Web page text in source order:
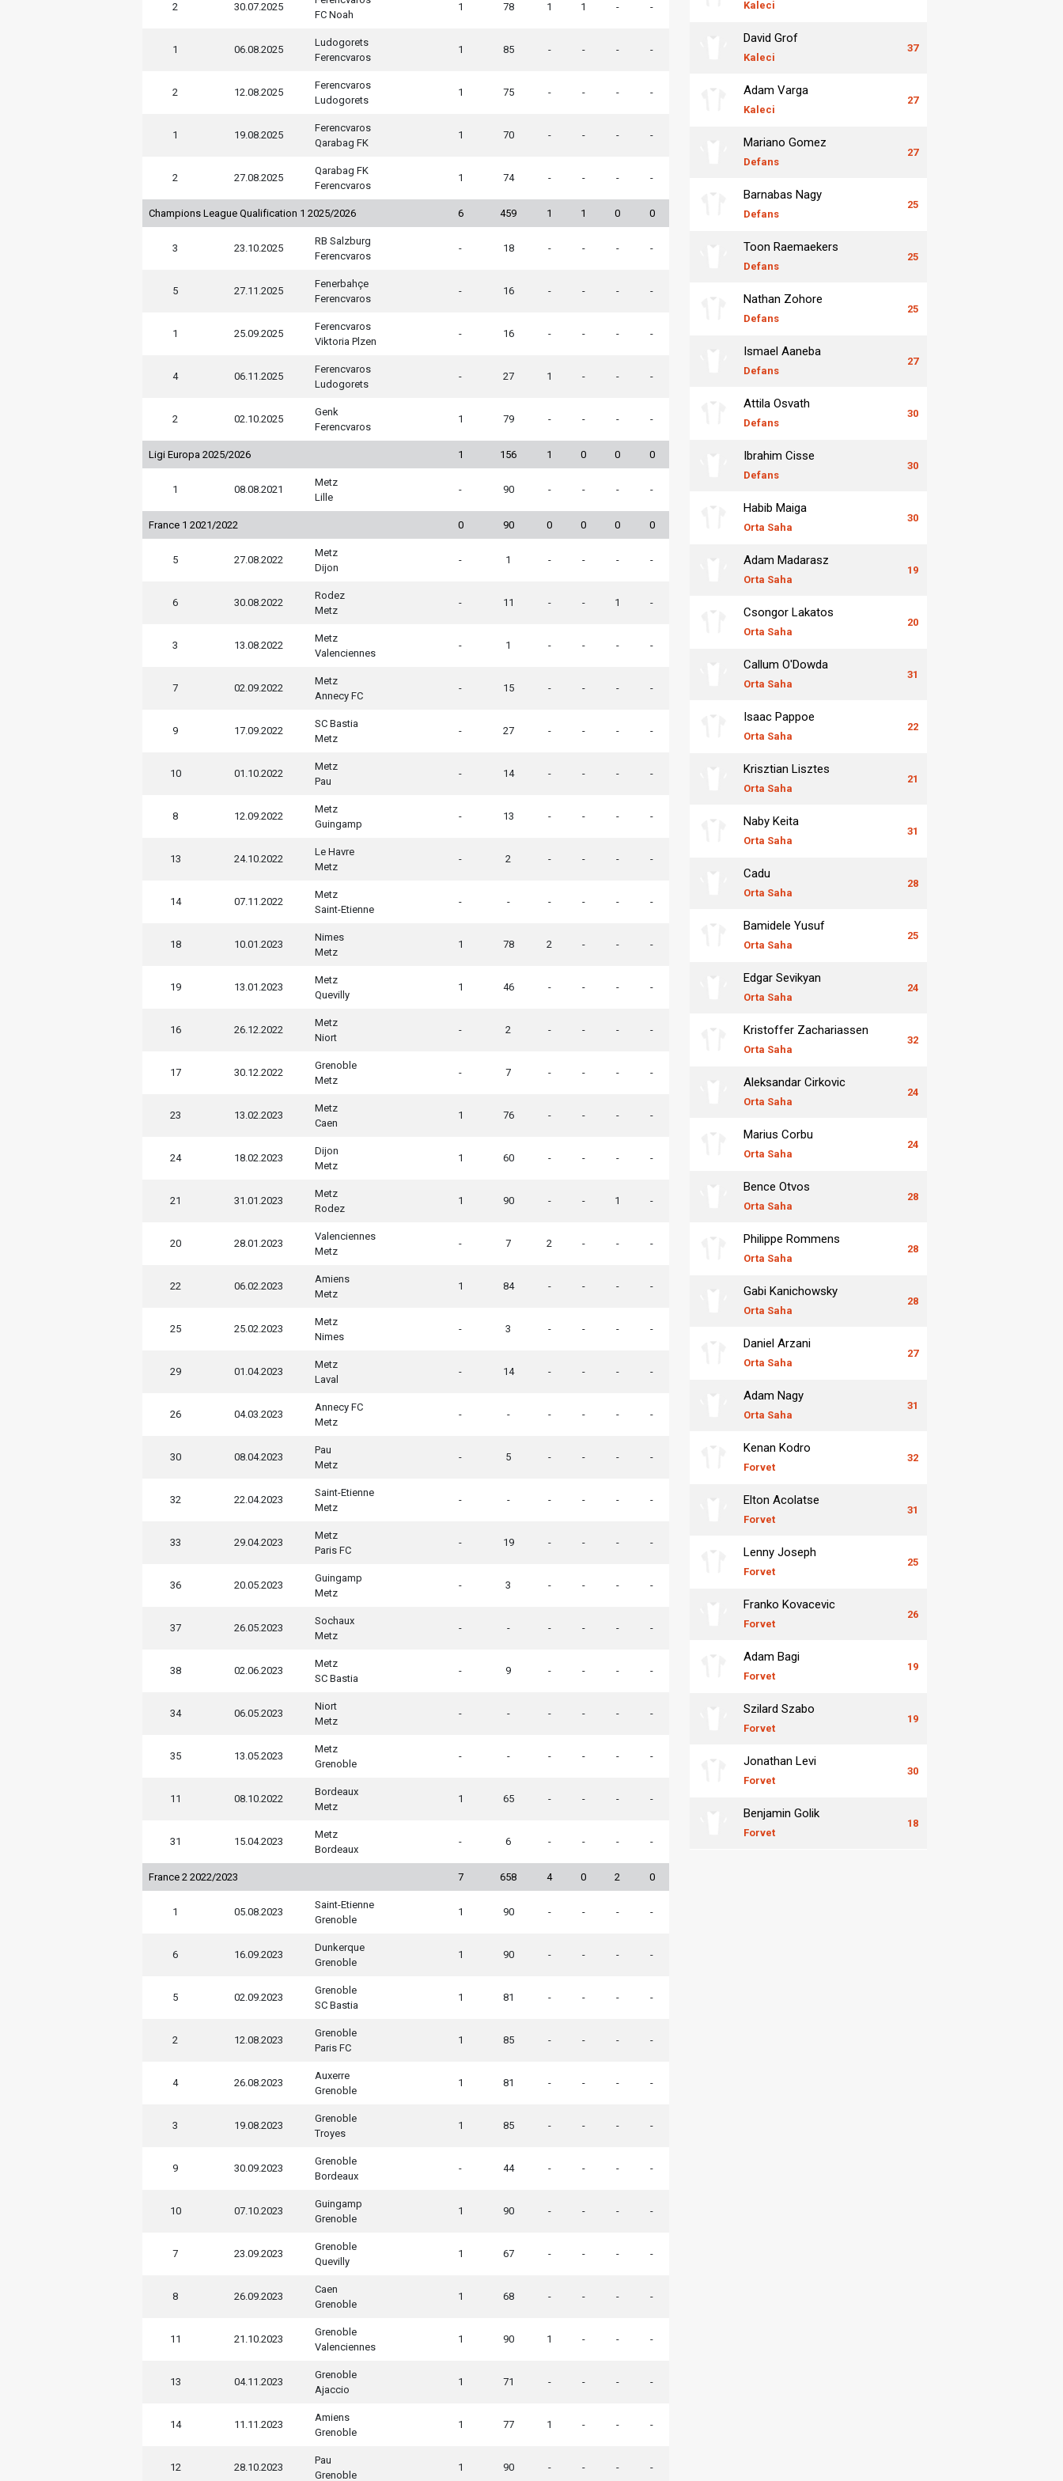
2 30.07.2025
FC Noah
1 78 1 1 - -
1 06.08.2025
Ludogorets
Ferencvaros
1 85 - - - -
2 12.08.2025
Ferencvaros
Ludogorets
1 75 - - - -
1 19.08.2025
Ferencvaros
Qarabag FK
1 70 - - - -
2 27.08.2025
Qarabag FK
Ferencvaros
1 74 - - - -
Champions League Qualification 1 2025/2026 6 459 1 1 0 0
3 23.10.2025
RB Salzburg
Ferencvaros
- 18 - - - -
5 27.11.2025
Fenerbahçe
Ferencvaros
- 16 - - - -
1 25.09.2025
Ferencvaros
Viktoria Plzen
- 16 - - - -
4 06.11.2025
Ferencvaros
Ludogorets
- 27 1 - - -
2 02.10.2025
Genk
Ferencvaros
1 79 - - - -
Ligi Europa 2025/2026 1 156 1 0 0 0
1 08.08.2021
Metz
Lille
- 90 - - - -
France 1 2021/2022 0 90 0 0 0 0
5 27.08.2022
Metz
Dijon
- 1 - - - -
6 30.08.2022
Rodez
Metz
- 11 - - 1 -
3 13.08.2022
Metz
Valenciennes
- 1 - - - -
7 02.09.2022
Metz
Annecy FC
- 15 - - - -
9 17.09.2022
SC Bastia
Metz
- 27 - - - -
10 01.10.2022
Metz
Pau
- 14 - - - -
8 12.09.2022
Metz
Guingamp
- 13 - - - -
13 24.10.2022
Le Havre
Metz
- 2 - - - -
14 07.11.2022
Metz
Saint-Etienne
- - - - - -
18 10.01.2023
Nimes
Metz
1 78 2 - - -
19 13.01.2023
Metz
Quevilly
1 46 - - - -
16 26.12.2022
Metz
Niort
- 2 - - - -
17 30.12.2022
Grenoble
Metz
- 7 - - - -
23 13.02.2023
Metz
Caen
1 76 - - - -
24 18.02.2023
Dijon
Metz
1 60 - - - -
21 31.01.2023
Metz
Rodez
1 90 - - 1 -
20 28.01.2023
Valenciennes
Metz
- 7 2 - - -
22 06.02.2023
Amiens
Metz
1 84 - - - -
25 25.02.2023
Metz
Nimes
- 3 - - - -
29 01.04.2023
Metz
Laval
- 14 - - - -
26 04.03.2023
Annecy FC
Metz
- - - - - -
30 08.04.2023
Pau
Metz
- 5 - - - -
32 22.04.2023
Saint-Etienne
Metz
- - - - - -
33 29.04.2023
Metz
Paris FC
- 19 - - - -
36 20.05.2023
Guingamp
Metz
- 3 - - - -
37 26.05.2023
Sochaux
Metz
- - - - - -
38 02.06.2023
Metz
SC Bastia
- 9 - - - -
34 06.05.2023
Niort
Metz
- - - - - -
35 13.05.2023
Metz
Grenoble
- - - - - -
11 08.10.2022
Bordeaux
Metz
1 65 - - - -
31 15.04.2023
Metz
Bordeaux
- 6 - - - -
France 2 2022/2023 7 658 4 0 2 0
1 05.08.2023
Saint-Etienne
Grenoble
1 90 - - - -
6 16.09.2023
Dunkerque
Grenoble
1 90 - - - -
5 02.09.2023
Grenoble
SC Bastia
1 81 - - - -
2 12.08.2023
Grenoble
Paris FC
1 85 - - - -
4 26.08.2023
Auxerre
Grenoble
1 81 - - - -
3 19.08.2023
Grenoble
Troyes
1 85 - - - -
9 30.09.2023
Grenoble
Bordeaux
- 44 - - - -
10 07.10.2023
Guingamp
Grenoble
1 90 - - - -
7 23.09.2023
Grenoble
Quevilly
1 67 - - - -
8 26.09.2023
Caen
Grenoble
1 68 - - - -
11 21.10.2023
Grenoble
Valenciennes
1 90 1 - - -
13 04.11.2023
Grenoble
Ajaccio
1 71 - - - -
14 11.11.2023
Amiens
Grenoble
1 77 1 - - -
12 28.10.2023
Pau
Grenoble
1 90 - - - -
Kaleci
David Grof
Kaleci
37
Adam Varga
Kaleci
27
Mariano Gomez
Defans
27
Barnabas Nagy
Defans
25
Toon Raemaekers
Defans
25
Nathan Zohore
Defans
25
Ismael Aaneba
Defans
27
Attila Osvath
Defans
30
Ibrahim Cisse
Defans
30
Habib Maiga
Orta Saha
30
Adam Madarasz
Orta Saha
19
Csongor Lakatos
Orta Saha
20
Callum O'Dowda
Orta Saha
31
Isaac Pappoe
Orta Saha
22
Krisztian Lisztes
Orta Saha
21
Naby Keita
Orta Saha
31
Cadu
Orta Saha
28
Bamidele Yusuf
Orta Saha
25
Edgar Sevikyan
Orta Saha
24
Kristoffer Zachariassen
Orta Saha
32
Aleksandar Cirkovic
Orta Saha
24
Marius Corbu
Orta Saha
24
Bence Otvos
Orta Saha
28
Philippe Rommens
Orta Saha
28
Gabi Kanichowsky
Orta Saha
28
Daniel Arzani
Orta Saha
27
Adam Nagy
Orta Saha
31
Kenan Kodro
Forvet
32
Elton Acolatse
Forvet
31
Lenny Joseph
Forvet
25
Franko Kovacevic
Forvet
26
Adam Bagi
Forvet
19
Szilard Szabo
Forvet
19
Jonathan Levi
Forvet
30
Benjamin Golik
Forvet
18